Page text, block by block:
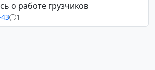
о работе грузчиков
1